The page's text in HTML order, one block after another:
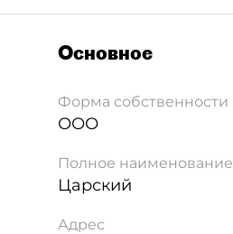
Основное
Форма собственности
ООО
Полное наименование
Царский
Адрес